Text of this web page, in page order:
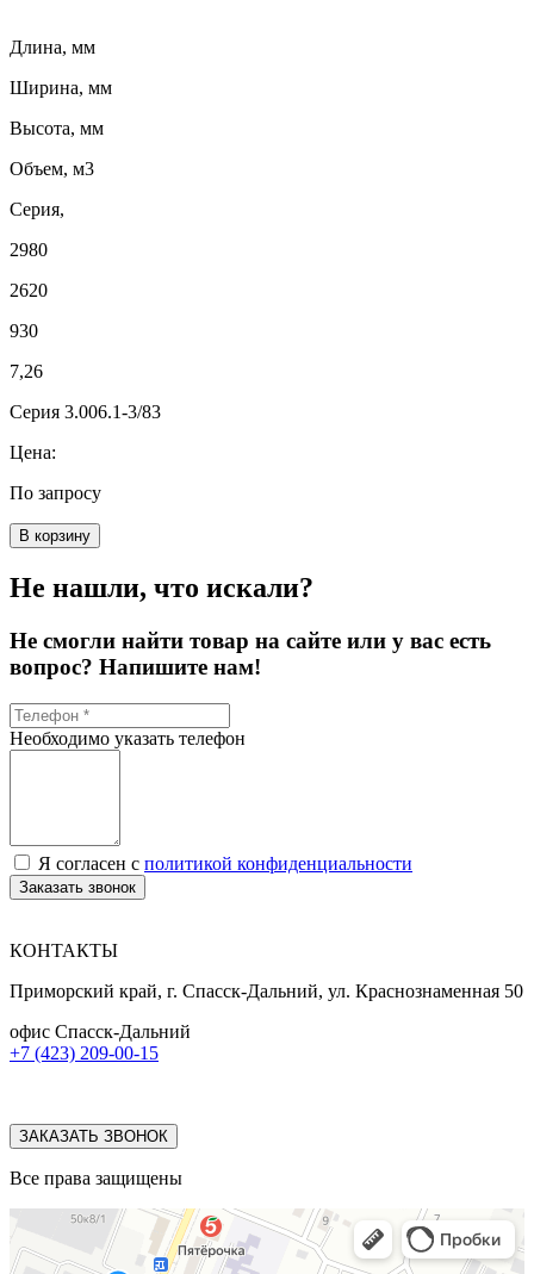
Длина, мм
Ширина, мм
Высота, мм
Объем, м3
Серия,
2980
2620
930
7,26
Серия 3.006.1-3/83
Цена:
По запросу
В корзину
Не нашли, что искали?
Не смогли найти товар на сайте или у вас есть
вопрос? Напишите нам!
Необходимо указать телефон
Я согласен с политикой конфиденциальности
Заказать звонок
КОНТАКТЫ
Приморский край, г. Спасск-Дальний, ул. Краснознаменная 50
офис Спасск-Дальний
+7 (423) 209-00-15
ЗАКАЗАТЬ ЗВОНОК
Все права защищены